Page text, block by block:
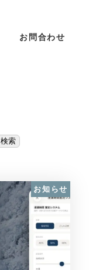
お問合わせ
検索
お知らせ